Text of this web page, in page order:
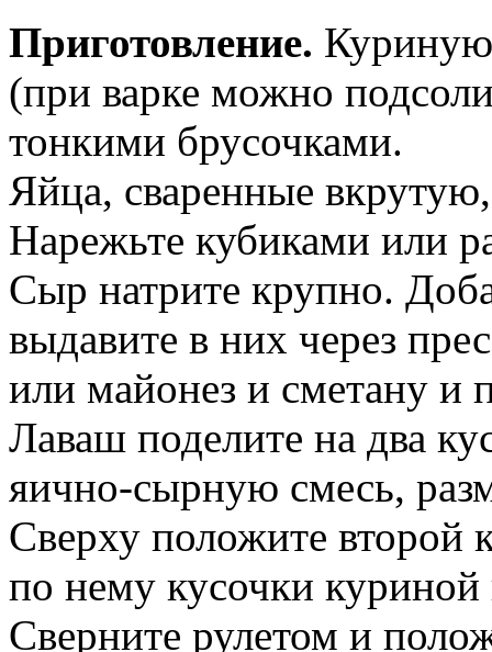
Приготовление. Куриную
(при варке можно
тонкими брусочками.
Яйца, сваренные
Нарежьте кубиками или
Сыр натрите крупно.
выдавите в них через
или майонез и сметану и
Лаваш поделите на два
яично-сырную смесь,
Сверху положите второй
по нему кусочки куриной
Сверните рулетом и